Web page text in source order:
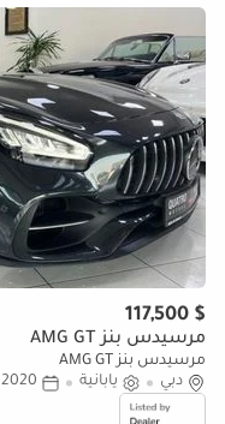
$ 117,500
مرسيدس بنز AMG GT
مرسيدس بنز AMG GT
دبي
يابانية 2020